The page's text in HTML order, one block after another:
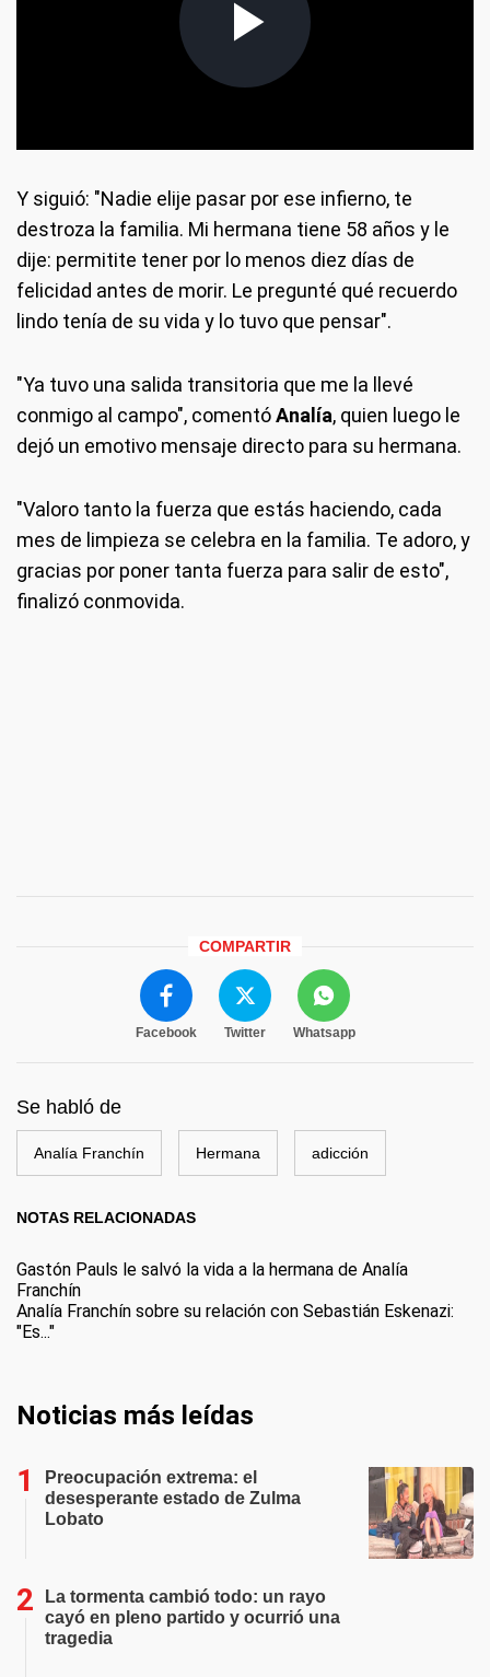
Y siguió: "Nadie elije pasar por ese infierno, te
destroza la familia. Mi hermana tiene 58 años y le
dije: permitite tener por lo menos diez días de
felicidad antes de morir. Le pregunté qué recuerdo
lindo tenía de su vida y lo tuvo que pensar".
"Ya tuvo una salida transitoria que me la llevé
conmigo al campo", comentóAnalía, quien luego le
dejó un emotivo mensaje directo para su hermana.
"Valoro tanto la fuerza que estás haciendo, cada
mes de limpieza se celebra en la familia. Te adoro, y
gracias por poner tanta fuerza para salir de esto",
finalizó conmovida.
COMPARTIR
Facebook Twitter Whatsapp
Se habló de
Analía Franchín Hermana adicción
NOTAS RELACIONADAS
Gastón Pauls le salvó la vida a la hermana de Analía
Franchín
Analía Franchín sobre su relación con Sebastián Eskenazi:
"Es..."
Noticias más leídas
Preocupación extrema: el
desesperante estado de Zulma
Lobato
La tormenta cambió todo: un rayo
cayó en pleno partido y ocurrió una
tragedia